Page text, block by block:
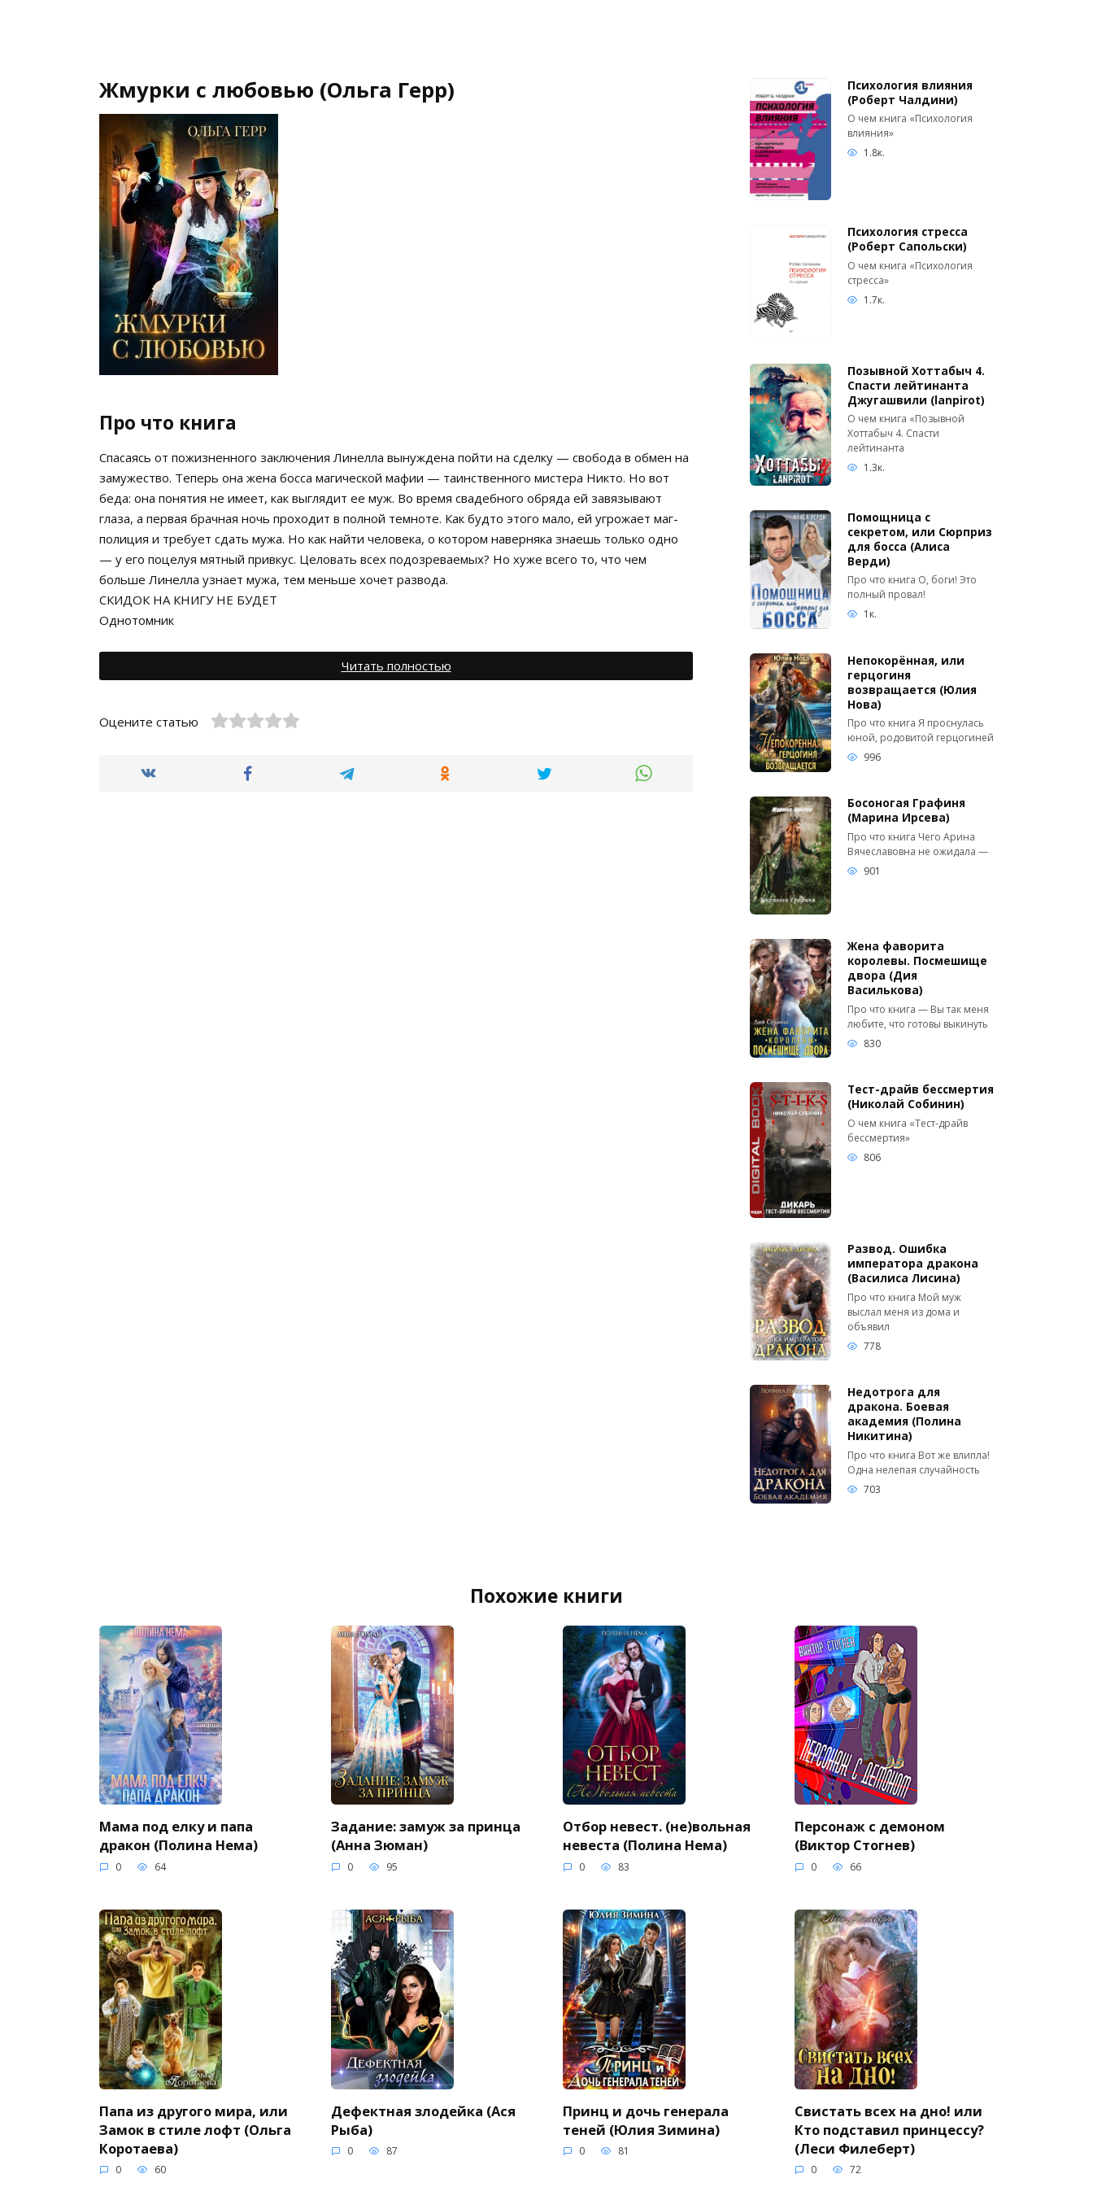
Жмурки с любовью (Ольга Герр)
Про что книга
Спасаясь от пожизненного заключения Линелла вынуждена пойти на сделку — свобода в обмен на
замужество. Теперь она жена босса магической мафии — таинственного мистера Никто. Но вот
беда: она понятия не имеет, как выглядит ее муж. Во время свадебного обряда ей завязывают
глаза, а первая брачная ночь проходит в полной темноте. Как будто этого мало, ей угрожает маг-
полиция и требует сдать мужа. Но как найти человека, о котором наверняка знаешь только одно
— у его поцелуя мятный привкус. Целовать всех подозреваемых? Но хуже всего то, что чем
больше Линелла узнает мужа, тем меньше хочет развода.
СКИДОК НА КНИГУ НЕ БУДЕТ
Однотомник
Читать полностью
Оцените статью
Психология влияния
(Роберт Чалдини)
О чем книга «Психология
влияния»
1.8к.
Психология стресса
(Роберт Сапольски)
О чем книга «Психология
стресса»
1.7к.
Позывной Хоттабыч 4.
Спасти лейтинанта
Джугашвили (lanpirot)
О чем книга «Позывной
Хоттабыч 4. Спасти
лейтинанта
1.3к.
Помощница с
секретом, или Сюрприз
для босса (Алиса
Верди)
Про что книга О, боги! Это
полный провал!
1к.
Непокорённая, или
герцогиня
возвращается (Юлия
Нова)
Про что книга Я проснулась
юной, родовитой герцогиней
996
Босоногая Графиня
(Марина Ирсева)
Про что книга Чего Арина
Вячеславовна не ожидала —
901
Жена фаворита
королевы. Посмешище
двора (Дия
Василькова)
Про что книга — Вы так меня
любите, что готовы выкинуть
830
Тест-драйв бессмертия
(Николай Собинин)
О чем книга «Тест-драйв
бессмертия»
806
Развод. Ошибка
императора дракона
(Василиса Лисина)
Про что книга Мой муж
выслал меня из дома и
объявил
778
Недотрога для
дракона. Боевая
академия (Полина
Никитина)
Про что книга Вот же влипла!
Одна нелепая случайность
703
Похожие книги
Мама под елку и папа
дракон (Полина Нема)
0 64
Задание: замуж за принца
(Анна Зюман)
0 95
Отбор невест. (не)вольная
невеста (Полина Нема)
0 83
Персонаж с демоном
(Виктор Стогнев)
0 66
Папа из другого мира, или
Замок в стиле лофт (Ольга
Коротаева)
0 60
Дефектная злодейка (Ася
Рыба)
0 87
Принц и дочь генерала
теней (Юлия Зимина)
0 81
Свистать всех на дно! или
Кто подставил принцессу?
(Леси Филеберт)
0 72